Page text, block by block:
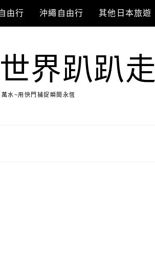
由行 沖繩自由行 其他日本旅遊
界趴趴走
水~用快門捕捉瞬間永恆